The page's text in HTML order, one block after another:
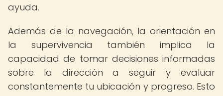
ayuda.
Además de la navegación, la orientación en
la supervivencia también implica la
capacidad de tomar decisiones informadas
sobre la dirección a seguir y evaluar
constantemente tu ubicación y progreso. Esto